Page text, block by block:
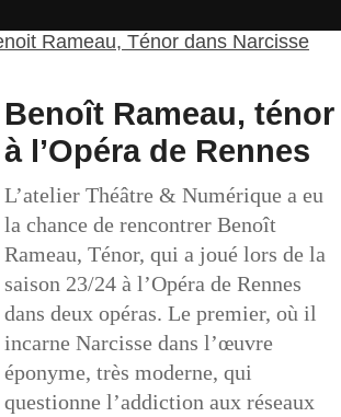
Benoît Rameau, ténor
à l’Opéra de Rennes
L’atelier Théâtre & Numérique a eu
la chance de rencontrer Benoît
Rameau, Ténor, qui a joué lors de la
saison 23/24 à l’Opéra de Rennes
dans deux opéras. Le premier, où il
incarne Narcisse dans l’œuvre
éponyme, très moderne, qui
questionne l’addiction aux réseaux